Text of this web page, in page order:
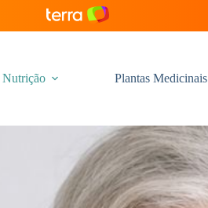
Nutrição Plantas Medicinais